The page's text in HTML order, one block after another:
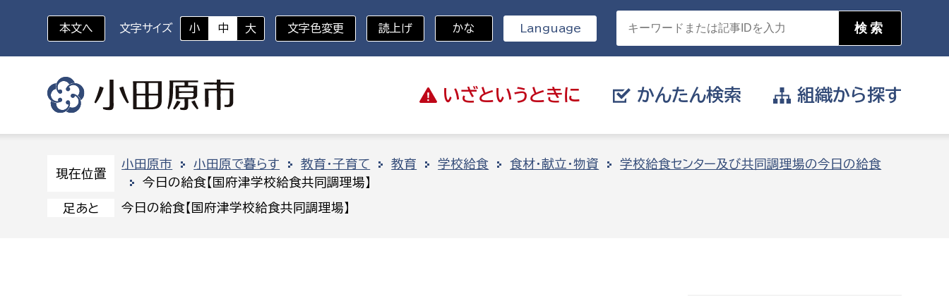
いざと いうときに
いざというときに
休日救急外来 防災・ハザードマップ
かんたん検索
対象者を選択
新生児・乳幼児
分野を選択 目的を選択
組織から探す
組織から探す
本文へ 文字サイズ 小 中 大 文字色変更 読上げ かな Language
現在位置
小田原市 小田原で暮らす 教育・子育て 教育 学校給食 食材・献立・物資
学校給食センター及び共同調理場の今日の給食
今日の給食【国府津学校給食共同調理場】
足あと 今日の給食【国府津学校給食共同調理場】